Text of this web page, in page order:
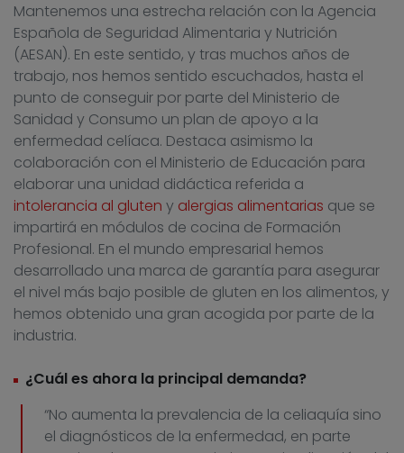
Mantenemos una estrecha relación con la Agencia
Española de Seguridad Alimentaria y Nutrición
(AESAN). En este sentido, y tras muchos años de
trabajo, nos hemos sentido escuchados, hasta el
punto de conseguir por parte del Ministerio de
Sanidad y Consumo un plan de apoyo a la
enfermedad celíaca. Destaca asimismo la
colaboración con el Ministerio de Educación para
elaborar una unidad didáctica referida a
intolerancia al gluten y alergias alimentarias que se
impartirá en módulos de cocina de Formación
Profesional. En el mundo empresarial hemos
desarrollado una marca de garantía para asegurar
el nivel más bajo posible de gluten en los alimentos, y
hemos obtenido una gran acogida por parte de la
industria.
¿Cuál es ahora la principal demanda?
“No aumenta la prevalencia de la celiaquía sino
el diagnósticos de la enfermedad, en parte